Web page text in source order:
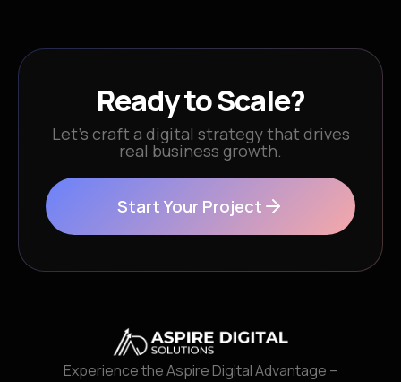
Ready to Scale?
Let’s craft a digital strategy that drives
real business growth.
Start Your Project
Experience the Aspire Digital Advantage –